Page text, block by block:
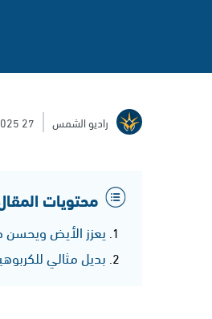
راديو الشمس 27 October 2025
محتويات
يعزز الأيض ويحسن
بديل مثالي